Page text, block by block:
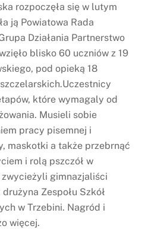
rozpoczęła się w lutym
ją Powiatowa Rada
Działania Partnerstwo
blisko 60 uczniów z 19
pod opieką 18
które wymagaly od
Musieli sobie
pracy pisemnej i
maskotki a także przebrnąć
i rolą pszczół w
gimnazjaliści
Zespołu Szkół
w Trzebini. Nagród i
więcej.